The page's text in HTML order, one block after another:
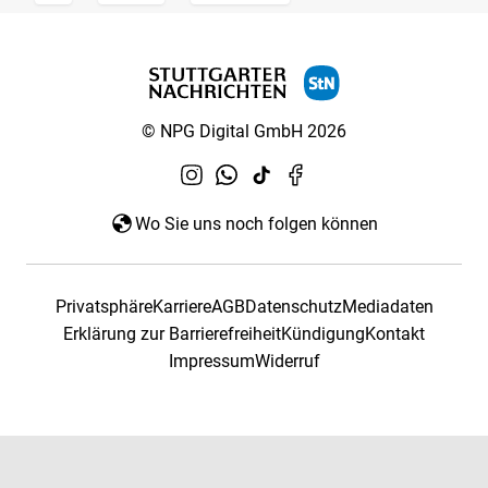
© NPG Digital GmbH 2026
Wo Sie uns noch folgen können
PrivatsphäreKarriereAGBDatenschutzMediadaten
Erklärung zur BarrierefreiheitKündigungKontakt
ImpressumWiderruf